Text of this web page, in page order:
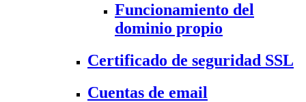
Funcionamiento del
dominio propio
Certificado de seguridad SSL
Cuentas de email